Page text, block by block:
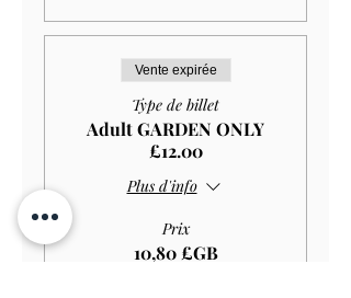
Vente expirée
Type de billet
Adult GARDEN ONLY
£12.00
Plus d'info
Prix
10,80 £GB